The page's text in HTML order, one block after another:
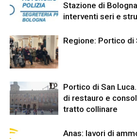
Stazione di
interventi seri e
Regione: Portico di
Portico di San
di restauro e
tratto collinare
Anas: lavori di